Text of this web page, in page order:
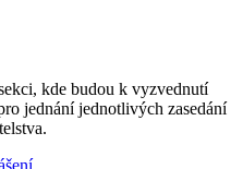
kde budou k vyzvednutí
jednání jednotlivých zasedání